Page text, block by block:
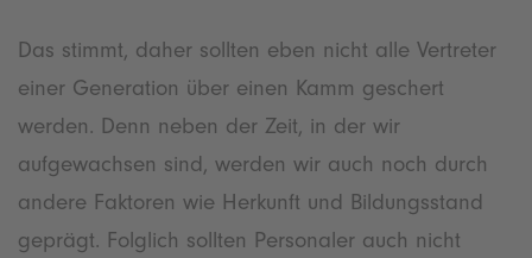
Das stimmt, daher sollten eben nicht alle Vertreter
einer Generation über einen Kamm geschert
werden. Denn neben der Zeit, in der wir
aufgewachsen sind, werden wir auch noch durch
andere Faktoren wie Herkunft und Bildungsstand
geprägt. Folglich sollten Personaler auch nicht